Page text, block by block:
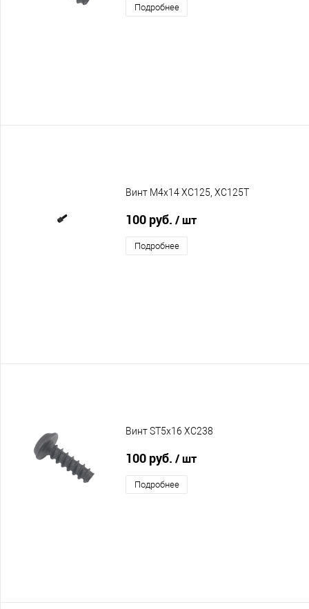
Подробнее
Винт M4х14 XC125, XC125T
100 руб. / шт
Подробнее
Винт ST5х16 XC238
100 руб. / шт
Подробнее